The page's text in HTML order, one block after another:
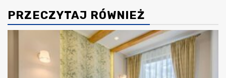
PRZECZYTAJ RÓWNIEŻ